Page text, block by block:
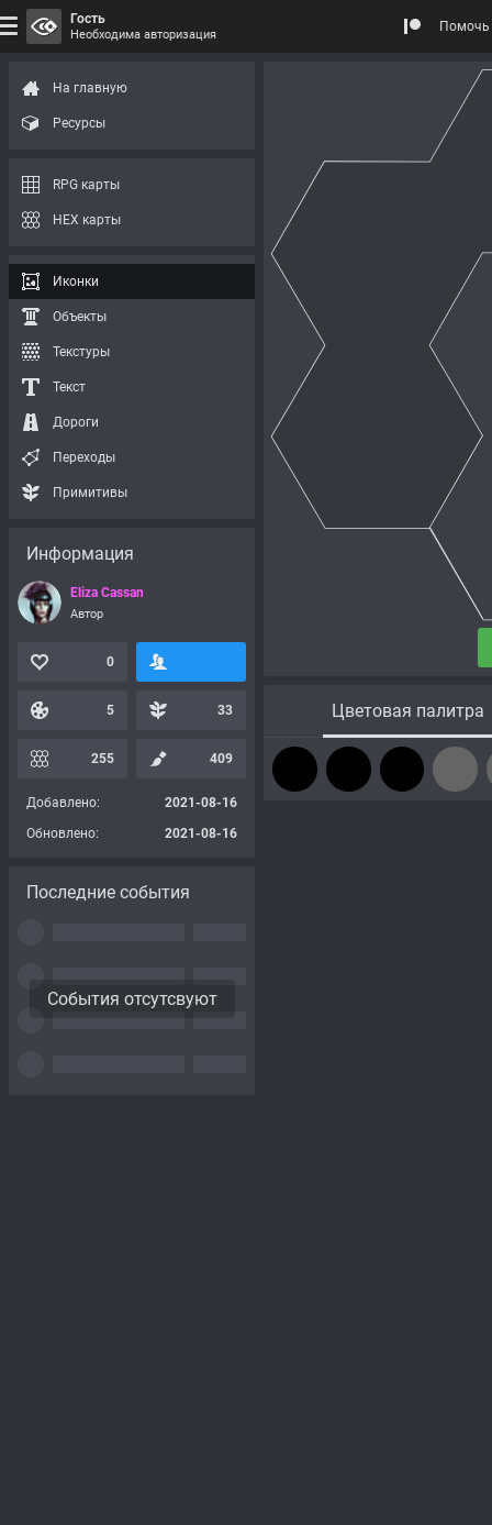
Цветовая палитра
На главную
Ресурсы
RPG карты
HEX карты
Иконки
Объекты
Текстуры
Текст
Дороги
Переходы
Примитивы
Информация
Eliza Cassan
Автор
0
5 33
255 409
Добавлено:
2021-08-16
Обновлено:
2021-08-16
Последние события
События отсутсвуют
Гость
Необходима авторизация
Помочь